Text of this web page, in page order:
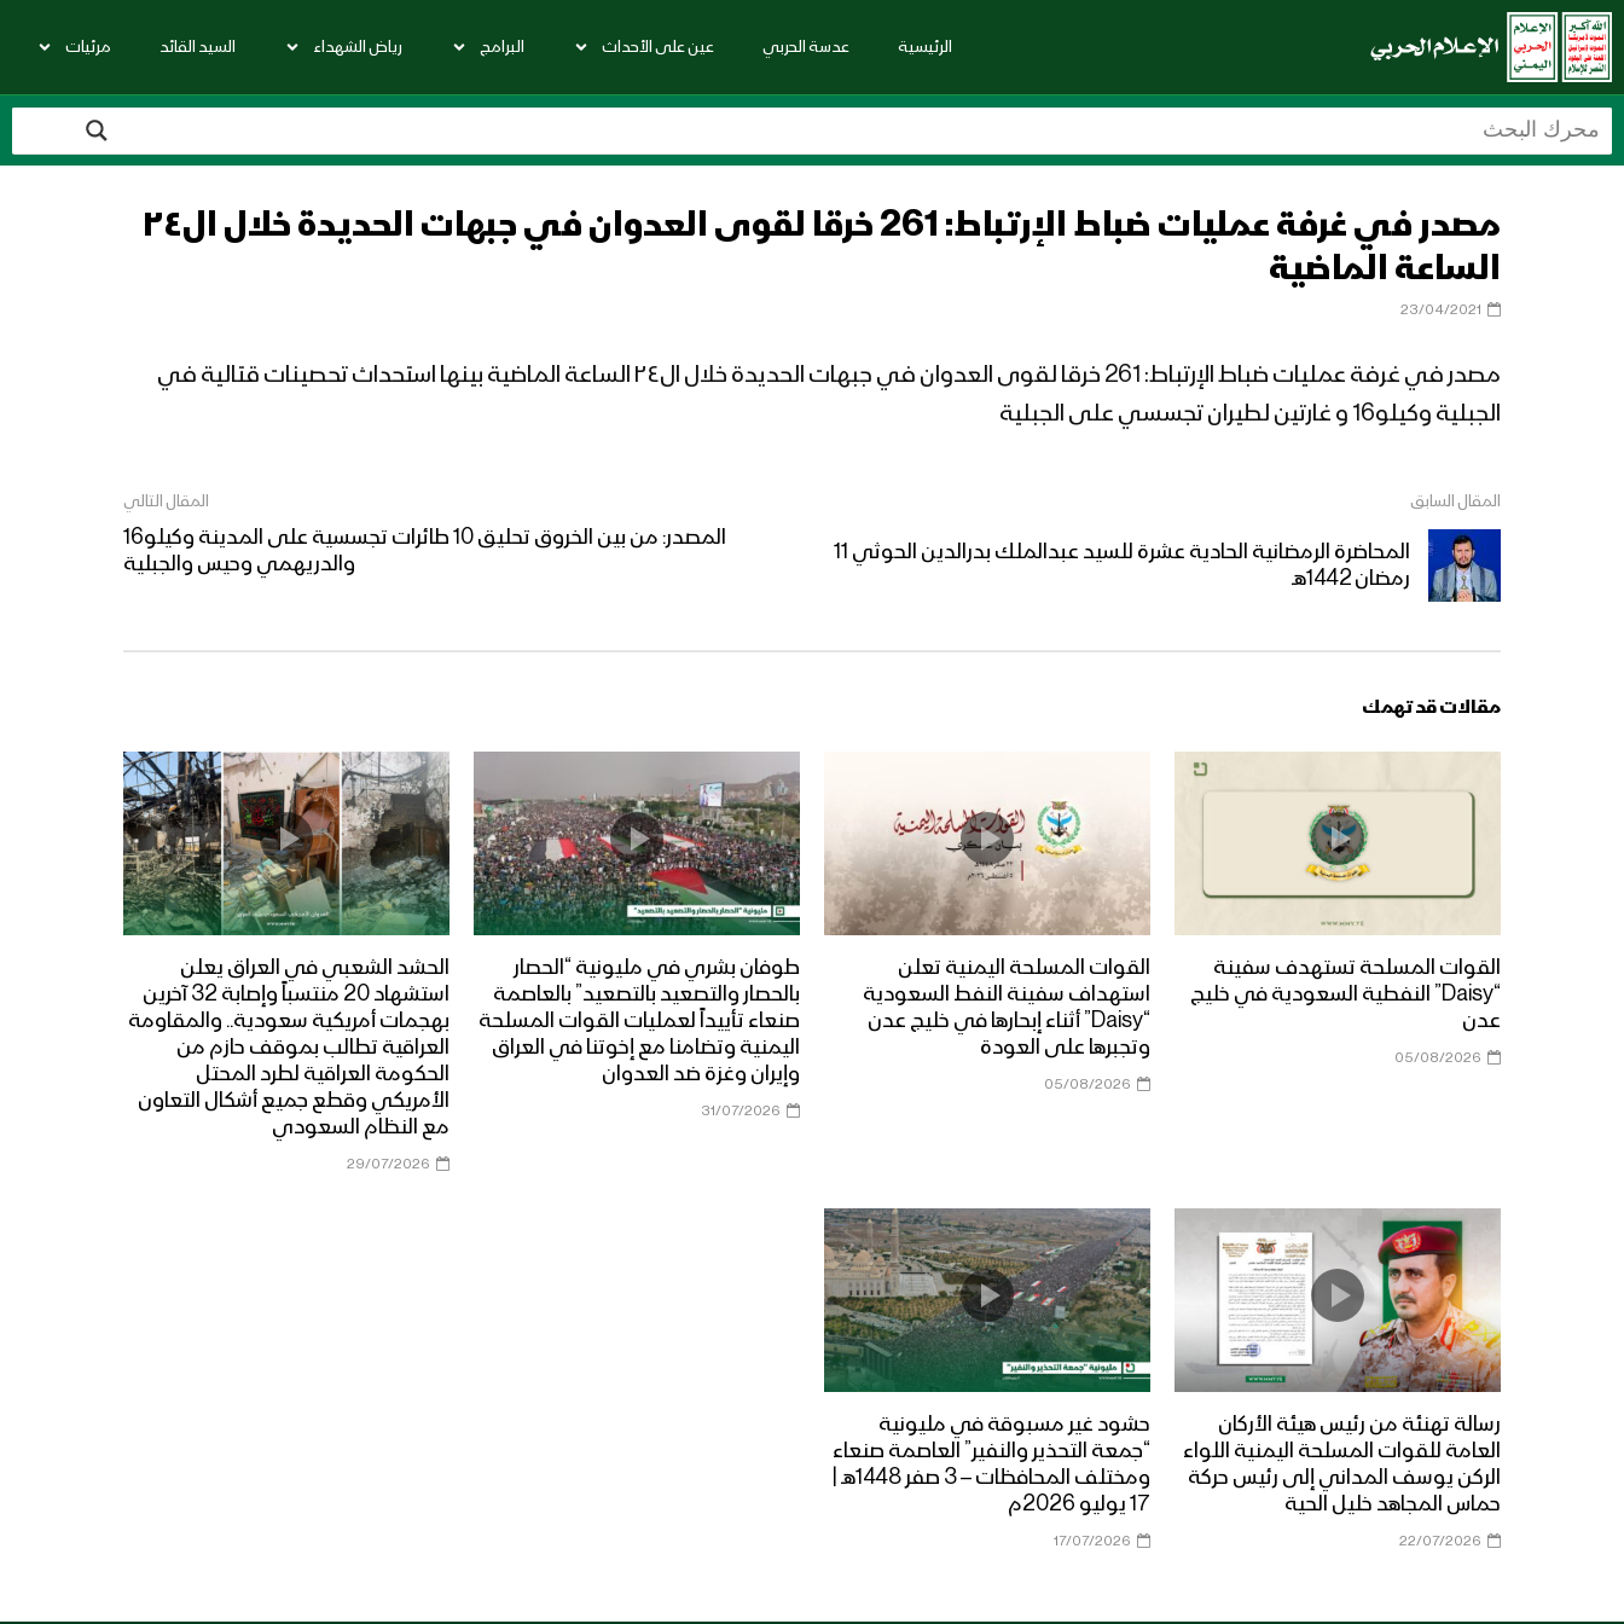
الرئيسية عدسة الحربي عين على الأحداث البرامج رياض الشهداء السيد القائد مرئيات
مصدر في غرفة عمليات ضباط الإرتباط: 261 خرقا لقوى العدوان في جبهات الحديدة خلال ال٢٤
الساعة الماضية
23/04/2021
مصدر في غرفة عمليات ضباط الإرتباط: 261 خرقا لقوى العدوان في جبهات الحديدة خلال ال٢٤ الساعة الماضية بينها استحداث تحصينات قتالية في
الجبلية وكيلو16 و غارتين لطيران تجسسي على الجبلية
المقال السابق
المحاضرة الرمضانية الحادية عشرة للسيد عبدالملك بدرالدين الحوثي 11
رمضان 1442هـ
المقال التالي
المصدر: من بين الخروق تحليق 10 طائرات تجسسية على المدينة وكيلو16
والدريهمي وحيس والجبلية
مقالات قد تهمك
القوات المسلحة تستهدف سفينة
“Daisy” النفطية السعودية في خليج
عدن
05/08/2026
القوات المسلحة اليمنية تعلن
استهداف سفينة النفط السعودية
“Daisy” أثناء إبحارها في خليج عدن
وتجبرها على العودة
05/08/2026
طوفان بشري في مليونية “الحصار
بالحصار والتصعيد بالتصعيد” بالعاصمة
صنعاء تأييداً لعمليات القوات المسلحة
اليمنية وتضامنا مع إخوتنا في العراق
وإيران وغزة ضد العدوان
31/07/2026
الحشد الشعبي في العراق يعلن
استشهاد 20 منتسباً وإصابة 32 آخرين
بهجمات أمريكية سعودية.. والمقاومة
العراقية تطالب بموقف حازم من
الحكومة العراقية لطرد المحتل
الأمريكي وقطع جميع أشكال التعاون
مع النظام السعودي
29/07/2026
رسالة تهنئة من رئيس هيئة الأركان
العامة للقوات المسلحة اليمنية اللواء
الركن يوسف المداني إلى رئيس حركة
حماس المجاهد خليل الحية
22/07/2026
حشود غير مسبوقة في مليونية
“جمعة التحذير والنفير” العاصمة صنعاء
ومختلف المحافظات – 3 صفر 1448هـ |
17 يوليو 2026م
17/07/2026